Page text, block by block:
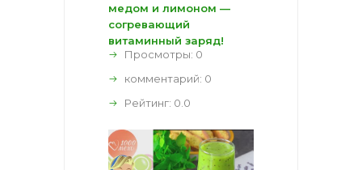
медом и лимоном —
согревающий
витаминный заряд!
Просмотры: 0
комментарий: 0
Рейтинг: 0.0